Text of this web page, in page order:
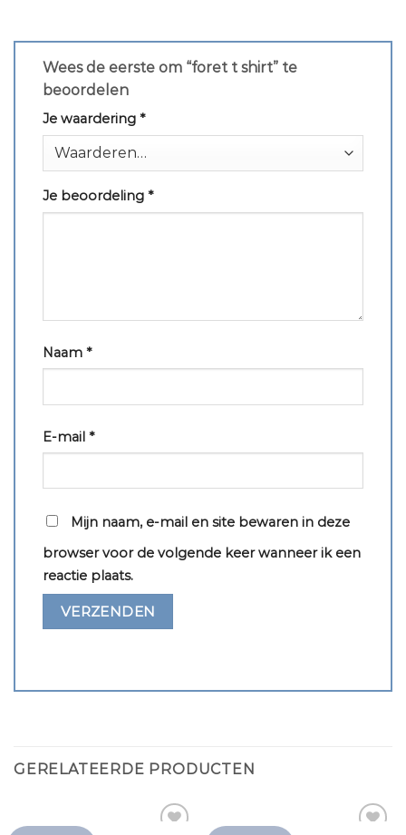
Wees de eerste om “foret t shirt” te
beoordelen
Je waardering *
Je beoordeling *
Naam *
E-mail *
Mijn naam, e-mail en site bewaren in deze
browser voor de volgende keer wanneer ik een
reactie plaats.
GERELATEERDE PRODUCTEN